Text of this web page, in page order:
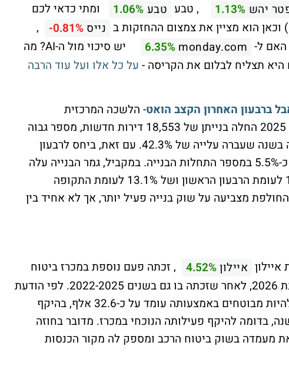
יהש 1.13% , טבע טבע 1.06%
ומתי כדאי לכם
הוא מציין את צמצום ההחזקות ב נייס -0.81%
,
האם ל- monday.com
6.35%
יש סיכוי מול ה-AI? מה
היא תצליח לבלום את הקריסה - על כל אלו ועל עוד הרבה
- הלשכה המרכזית
לסטטיסטיקה מפרסמת שברבעון השני של 2025 החלה בנייתן של 18,553 דירות חדשות, מספר גבוה
משמעותית מזה שנרשם בתקופה המקבילה בשנה שעברה עלייה של 42.3%. עם זאת, ביחס לרבעון
הראשון של השנה אפשר לראות ירידה של כ-5.5% במספר התחלות הבנייה. במקביל, גמר הבנייה עלה
והסתכם ב-14,385 דירות, עלייה של 17.7% לעומת הרבעון הראשון ושל 13.1% לעומת התקופה
מצביעה על שוק בנייה פעיל יותר, אך לא אחיד בין
איילון4.52%
, זכתה פעם נוספת במכרז ביטוח
הרכב של החשב הכללי במשרד האוצר לשנת 2026, לאחר שזכתה בו גם בשנים 2022-2025. לפי הודעת
הזכייה, אומדן מספר המבוטחים שצפויים להיות מבוטחים באמצעותה עומד על כ-32.6 אלף, בהיקף
מיליון שקלים בשנה, בדומה להיקף פעילותה הנוכחי במכרז. מדובר בחוזה
מעמדה בשוק ביטוח הרכב ומספק לה מקור הכנסות